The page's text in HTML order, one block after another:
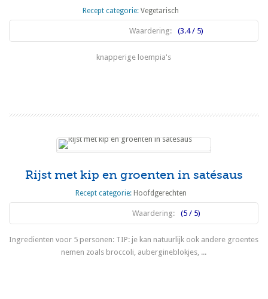
Recept categorie:Vegetarisch
Waardering: (3.4 / 5)
knapperige loempia's
Rijst met kip en groenten in satésaus
Recept categorie: Hoofdgerechten
Waardering: (5 / 5)
Ingredienten voor 5 personen: TIP: je kan natuurlijk ook andere groentes
nemen zoals broccoli, aubergineblokjes, ...